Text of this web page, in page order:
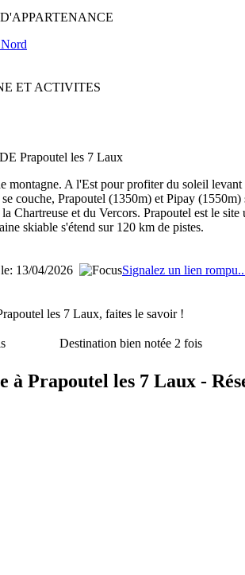
ET ACTIVITES
Prapoutel les 7 Laux
montagne. A l'Est pour profiter du soleil
couche, Prapoutel (1350m) et Pipay
Chartreuse et du Vercors. Prapoutel est le
skiable s'étend sur 120 km de pistes.
13/04/2026 Signalez un lien
les 7 Laux, faites le savoir !
Destination bien notée 2 fois
à Prapoutel les 7 Laux -